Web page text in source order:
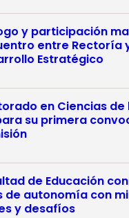
y participación
entre Rectoría
Estratégico
en Ciencias de
su primera
de Educación
de autonomía con
y desafíos